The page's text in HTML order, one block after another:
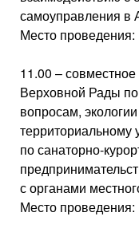
самоуправления в
Место
11.00 –
Верховной Рады
вопросам,
территориальному
по санаторно-
с органами
Место